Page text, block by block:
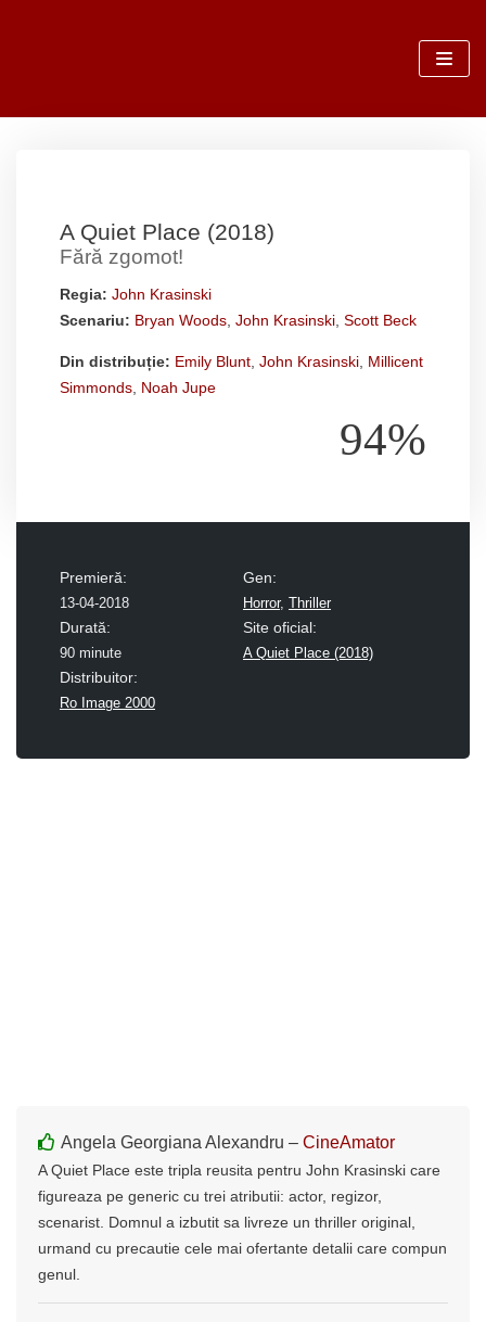
conținut
A Quiet Place (2018)
Fără zgomot!
Regia: John Krasinski
Scenariu: Bryan Woods John Krasinski Scott Beck
Din distribuție: Emily Blunt John Krasinski Millicent
Simmonds Noah Jupe
94%
Premieră:
13-04-2018
Gen:
Horror, Thriller
Durată:
90 minute
Site oficial:
A Quiet Place (2018)
Distribuitor:
Ro Image 2000
Angela Georgiana Alexandru – CineAmator
A Quiet Place este tripla reusita pentru John Krasinski care
figureaza pe generic cu trei atributii: actor, regizor,
scenarist. Domnul a izbutit sa livreze un thriller original,
urmand cu precautie cele mai ofertante detalii care compun
genul.